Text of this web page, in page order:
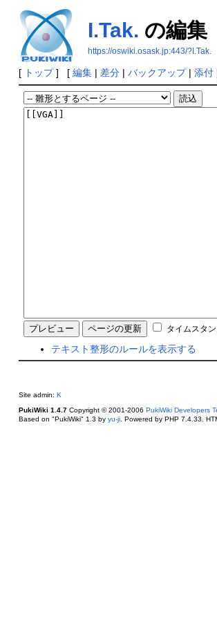
I.Tak. の編集
https://oswiki.osask.jp:443/?I.Tak.
[ トップ] [ 編集| 差分| バックアップ| 添付
タイムスタ
テキスト整形のルールを表示する
Site admin: K
PukiWiki 1.4.7Copyright © 2001-2006 PukiWiki Developers
Based on "PukiWiki" 1.3 by yu-ji. Powered by PHP 7.4.33.